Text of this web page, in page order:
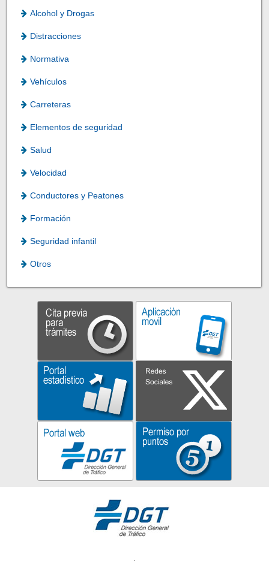
Alcohol y Drogas
Distracciones
Normativa
Vehículos
Carreteras
Elementos de seguridad
Salud
Velocidad
Conductores y Peatones
Formación
Seguridad infantil
Otros